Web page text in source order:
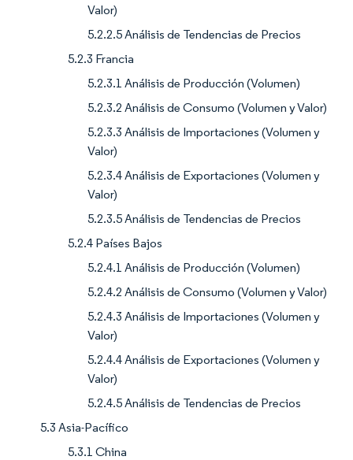
Valor)
5.2.2.5 Análisis de Tendencias de Precios
5.2.3 Francia
5.2.3.1 Análisis de Producción (Volumen)
5.2.3.2 Análisis de Consumo (Volumen y Valor)
5.2.3.3 Análisis de Importaciones (Volumen y
Valor)
5.2.3.4 Análisis de Exportaciones (Volumen y
Valor)
5.2.3.5 Análisis de Tendencias de Precios
5.2.4 Países Bajos
5.2.4.1 Análisis de Producción (Volumen)
5.2.4.2 Análisis de Consumo (Volumen y Valor)
5.2.4.3 Análisis de Importaciones (Volumen y
Valor)
5.2.4.4 Análisis de Exportaciones (Volumen y
Valor)
5.2.4.5 Análisis de Tendencias de Precios
5.3 Asia-Pacífico
5.3.1 China